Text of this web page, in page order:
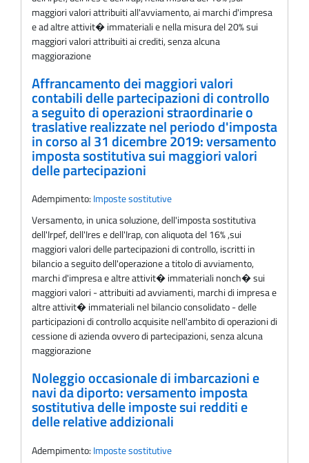
maggiori valori attribuiti all'avviamento, ai marchi d'impresa
e ad altre attivit� immateriali e nella misura del 20% sui
maggiori valori attribuiti ai crediti, senza alcuna
maggiorazione
Affrancamento dei maggiori valori
contabili delle partecipazioni di controllo
a seguito di operazioni straordinarie o
traslative realizzate nel periodo d'imposta
in corso al 31 dicembre 2019: versamento
imposta sostitutiva sui maggiori valori
delle partecipazioni
Adempimento: Imposte sostitutive
Versamento, in unica soluzione, dell'imposta sostitutiva
dell'Irpef, dell'Ires e dell'Irap, con aliquota del 16% ,sui
maggiori valori delle partecipazioni di controllo, iscritti in
bilancio a seguito dell'operazione a titolo di avviamento,
marchi d'impresa e altre attivit� immateriali nonch� sui
maggiori valori - attribuiti ad avviamenti, marchi di impresa e
altre attivit� immateriali nel bilancio consolidato - delle
participazioni di controllo acquisite nell'ambito di operazioni di
cessione di azienda ovvero di partecipazioni, senza alcuna
maggiorazione
Noleggio occasionale di imbarcazioni e
navi da diporto: versamento imposta
sostitutiva delle imposte sui redditi e
delle relative addizionali
Adempimento: Imposte sostitutive